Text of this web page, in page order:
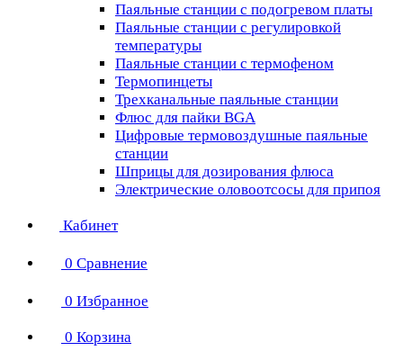
Паяльные станции с подогревом платы
Паяльные станции с регулировкой
температуры
Паяльные станции с термофеном
Термопинцеты
Трехканальные паяльные станции
Флюс для пайки BGA
Цифровые термовоздушные паяльные
станции
Шприцы для дозирования флюса
Электрические оловоотсосы для припоя
Кабинет
0 Сравнение
0 Избранное
0 Корзина